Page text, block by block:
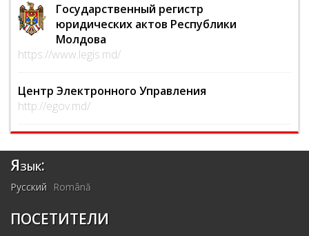
Государственный регистр
юридических актов Республики
Молдова
https://www.legis.md/
Центр Электронного Управления
http://egov.md/
Язык:
Русский Română
ПОСЕТИТЕЛИ